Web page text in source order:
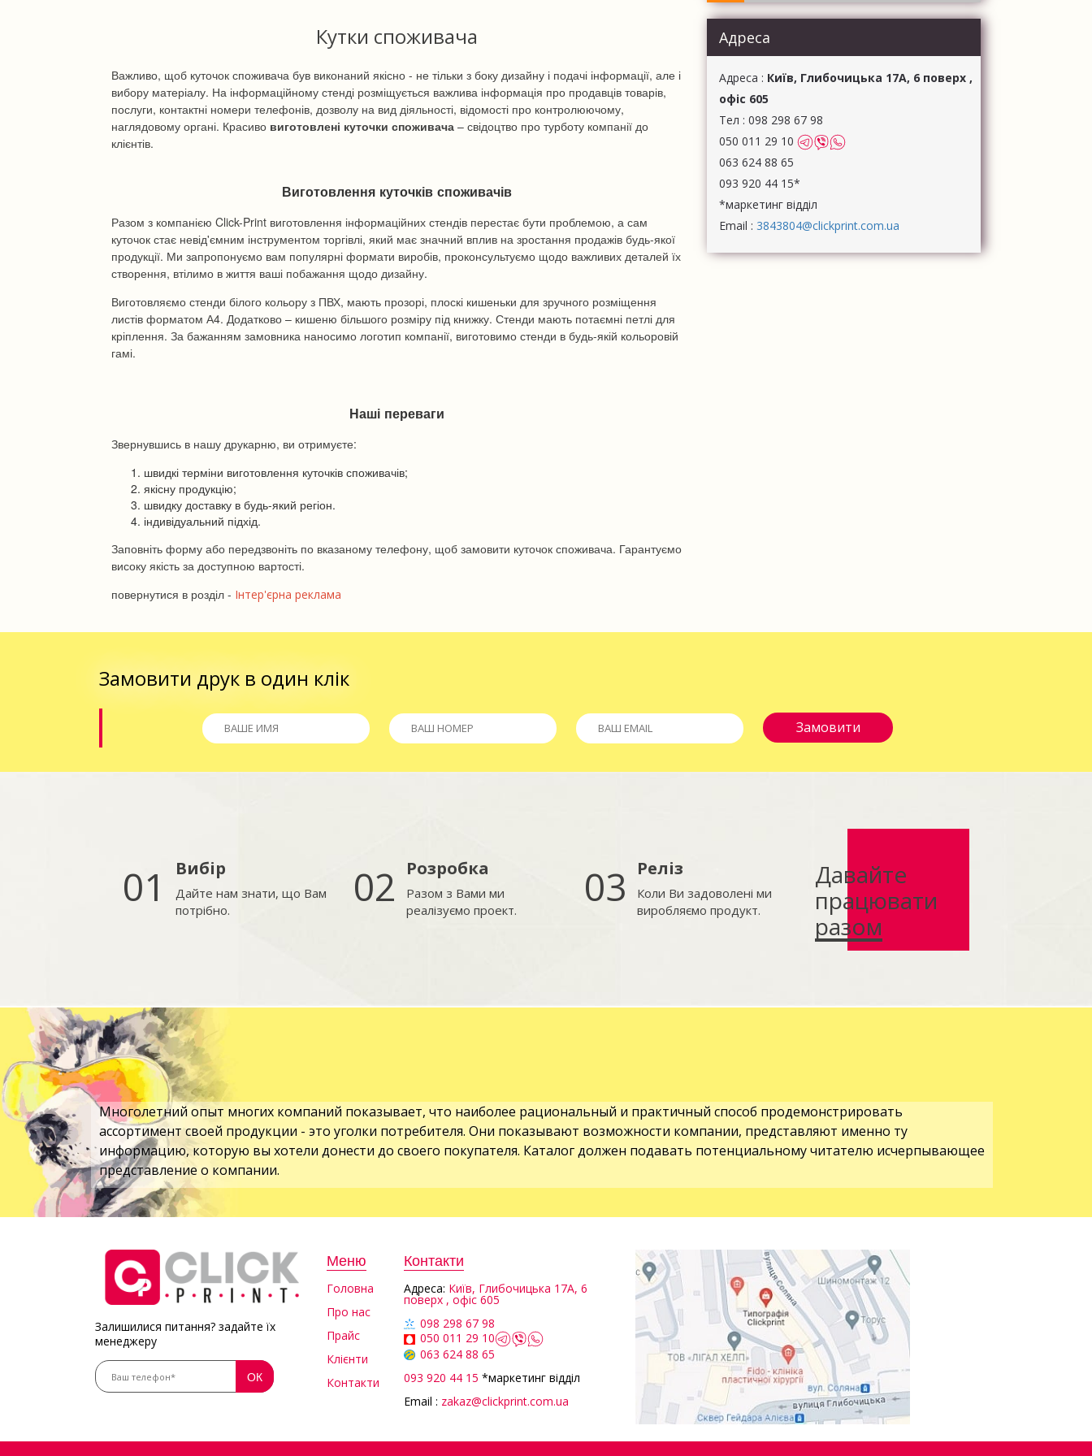
Кутки споживача
Важливо, щоб куточок споживача був виконаний якісно - не тільки з боку дизайну і подачі інформації, але і
вибору матеріалу. На інформаційному стенді розміщується важлива інформація про продавців товарів,
послуги, контактні номери телефонів, дозволу на вид діяльності, відомості про контролюючому,
наглядовому органі. Красиво виготовлені куточки споживача – свідоцтво про турботу компанії до
клієнтів.
Виготовлення куточків споживачів
Разом з компанією Click-Print виготовлення інформаційних стендів перестає бути проблемою, а сам
куточок стає невід'ємним інструментом торгівлі, який має значний вплив на зростання продажів будь-якої
продукції. Ми запропонуємо вам популярні формати виробів, проконсультуємо щодо важливих деталей їх
створення, втілимо в життя ваші побажання щодо дизайну.
Виготовляємо стенди білого кольору з ПВХ, мають прозорі, плоскі кишеньки для зручного розміщення
листів форматом А4. Додатково – кишеню більшого розміру під книжку. Стенди мають потаємні петлі для
кріплення. За бажанням замовника наносимо логотип компанії, виготовимо стенди в будь-якій кольоровій
гамі.
Наші переваги
Звернувшись в нашу друкарню, ви отримуєте:
швидкі терміни виготовлення куточків споживачів;
якісну продукцію;
швидку доставку в будь-який регіон.
індивідуальний підхід.
Заповніть форму або передзвоніть по вказаному телефону, щоб замовити куточок споживача. Гарантуємо
високу якість за доступною вартості.
повернутися в розділ - Інтер'єрна реклама
Адреса
Aдреса : Київ, Глибочицька 17А, 6 поверх ,
офіс 605
Тел :098 298 67 98
050 011 29 10
063 624 88 65
093 920 44 15*
*маркетинг відділ
Email : 3843804@clickprint.com.ua
Замовити друк в один клік
01 Вибір
Дайте нам знати, що Вам
потрібно.
02 Розробка
Разом з Вами ми
реалізуємо проект.
03 Реліз
Коли Ви задоволені ми
виробляємо продукт.
Давайте
працювати
разом
Многолетний опыт многих компаний показывает, что наиболее рациональный и практичный способ продемонстрировать
ассортимент своей продукции - это уголки потребителя. Они показывают возможности компании, представляют именно ту
информацию, которую вы хотели донести до своего покупателя. Каталог должен подавать потенциальному читателю исчерпывающее
представление о компании.
Залишилися питання? задайте їх
менеджеру
Меню
Головна
Про нас
Прайс
Клієнти
Контакти
Контакти
Aдреса: Київ, Глибочицька 17А, 6
поверх , офіс 605
098 298 67 98
050 011 29 10
063 624 88 65
093 920 44 15 *маркетинг відділ
Email : zakaz@clickprint.com.ua